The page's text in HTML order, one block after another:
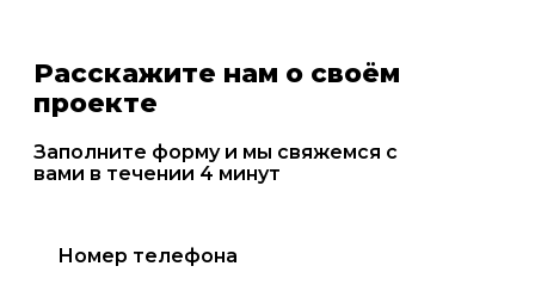
Расскажите нам о своём
проекте
Заполните форму и мы свяжемся с
вами в течении 4 минут